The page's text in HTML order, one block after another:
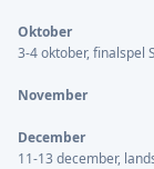
Oktober
3-4 oktober, finalspel
November
December
11-13 december,